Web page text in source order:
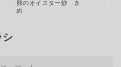
卵のオイスター炒
め
き